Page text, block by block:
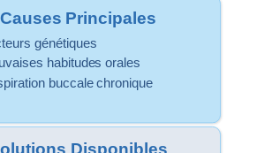
Causes Principales
génétiques
habitudes orales
buccale chronique
Disponibles